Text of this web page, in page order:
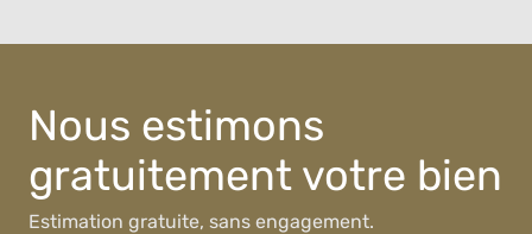
Nous estimons
gratuitement votre bien
Estimation gratuite, sans engagement.